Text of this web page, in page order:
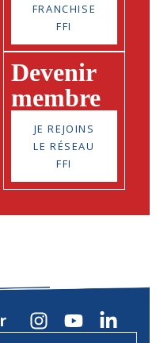
FRANCHISE
FFI
Devenir
membre
JE REJOINS
LE RÉSEAU
FFI